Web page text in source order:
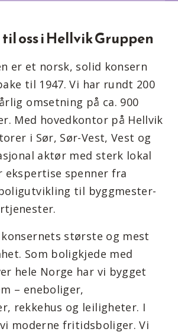
oss i Hellvik Gruppen
er et norsk, solid konsern
til 1947. Vi har rundt 200
omsetning på ca. 900
Med hovedkontor på Hellvik
i Sør, Sør-Vest, Vest og
aktør med sterk lokal
ekspertise spenner fra
til byggmester-
største og mest
Som boligkjede med
hele Norge har vi bygget
– eneboliger,
rekkehus og leiligheter. I
moderne fritidsboliger. Vi